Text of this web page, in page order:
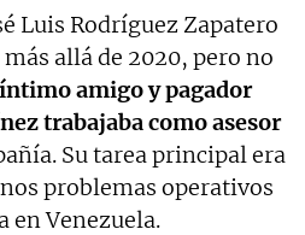
Luis Rodríguez Zapatero
allá de 2020, pero no
amigo y pagador
trabajaba como asesor
Su tarea principal era
problemas operativos
en Venezuela.